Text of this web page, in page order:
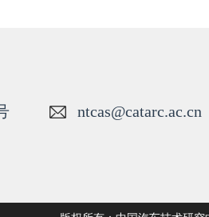
ntcas@catarc.ac.cn